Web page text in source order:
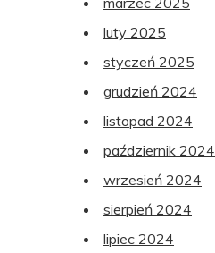
luty 2025
styczeń 2025
grudzień 2024
listopad 2024
październik 2024
wrzesień 2024
sierpień 2024
lipiec 2024